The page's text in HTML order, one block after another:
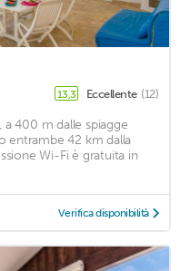
13,3 Eccellente (12)
a 400 m dalle spiagge
entrambe 42 km dalla
Wi-Fi è gratuita in
Verifica disponibilità